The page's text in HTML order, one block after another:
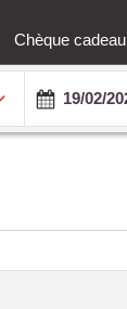
Chèque cadeau